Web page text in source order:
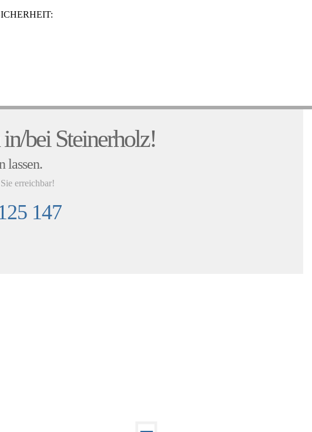
bei Steinerholz!
lassen.
erreichbar!
147